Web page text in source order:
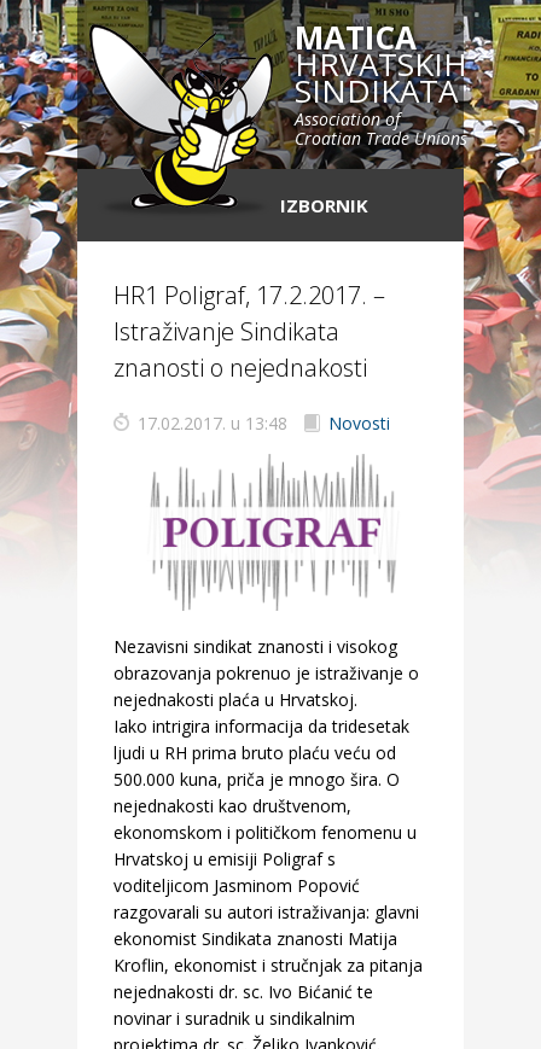
MATICA
HRVATSKIH
SINDIKATA
Association of
Croatian Trade Unions
IZBORNIK
HR1 Poligraf, 17.2.2017. –
Istraživanje Sindikata
znanosti o nejednakosti
17.02.2017. u 13:48 Novosti
Nezavisni sindikat znanosti i visokog
obrazovanja pokrenuo je istraživanje o
nejednakosti plaća u Hrvatskoj.
Iako intrigira informacija da tridesetak
ljudi u RH prima bruto plaću veću od
500.000 kuna, priča je mnogo šira. O
nejednakosti kao društvenom,
ekonomskom i političkom fenomenu u
Hrvatskoj u emisiji Poligraf s
voditeljicom Jasminom Popović
razgovarali su autori istraživanja: glavni
ekonomist Sindikata znanosti Matija
Kroflin, ekonomist i stručnjak za pitanja
nejednakosti dr. sc. Ivo Bićanić te
novinar i suradnik u sindikalnim